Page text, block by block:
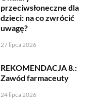
przeciwsłoneczne dla
dzieci: na co zwrócić
uwagę?
27 lipca 2026
REKOMENDACJA 8.:
Zawód farmaceuty
24 lipca 2026